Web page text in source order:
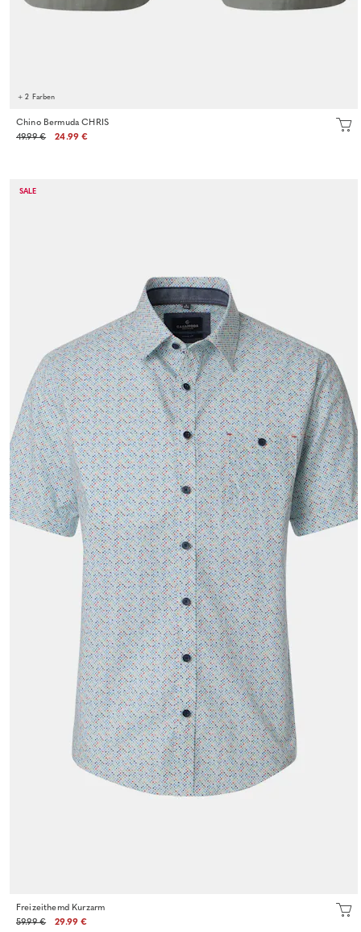
+ 2 Farben
Chino Bermuda CHRIS
49.99 €
24.99 €
SALE
Freizeithemd Kurzarm
59.99 €
29.99 €